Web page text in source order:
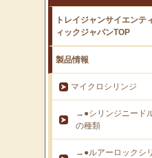
トレイジャンサイエンテ
ィックジャパンTOP
製品情報
マイクロシリンジ
→●シリンジニード
の種類
→●ルアーロックシリ